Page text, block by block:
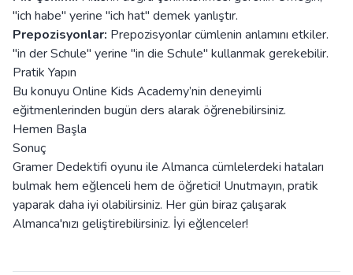
"ich habe" yerine "ich hat" demek yanlıştır.
Prepozisyonlar: Prepozisyonlar cümlenin anlamını etkiler.
"in der Schule" yerine "in die Schule" kullanmak gerekebilir.
Pratik Yapın
Bu konuyu Online Kids Academy’nin deneyimli
eğitmenlerinden bugün ders alarak öğrenebilirsiniz.
Hemen Başla
Sonuç
Gramer Dedektifi oyunu ile Almanca cümlelerdeki hataları
bulmak hem eğlenceli hem de öğretici! Unutmayın, pratik
yaparak daha iyi olabilirsiniz. Her gün biraz çalışarak
Almanca'nızı geliştirebilirsiniz. İyi eğlenceler!